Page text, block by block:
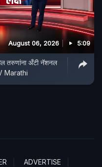
August 06, 2026 5:09
तरुणांना अँटी नॅशनल
Marathi
ADVERTISE